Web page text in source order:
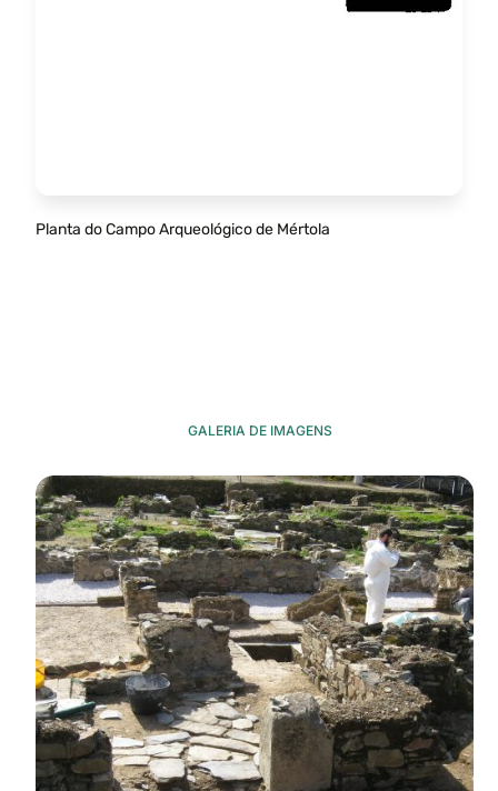
Planta do Campo Arqueológico de Mértola
GALERIA DE IMAGENS